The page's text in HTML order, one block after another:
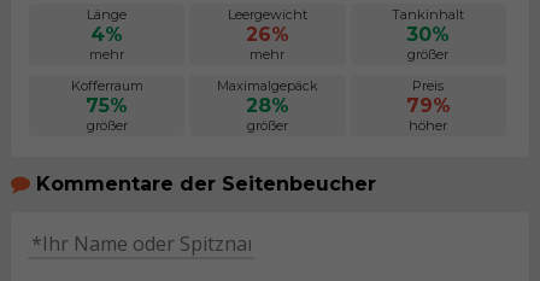
Länge
4%
mehr
Leergewicht
26%
mehr
Tankinhalt
30%
größer
Kofferraum
75%
größer
Maximalgepäck
28%
größer
Preis
79%
höher
Kommentare der Seitenbeucher